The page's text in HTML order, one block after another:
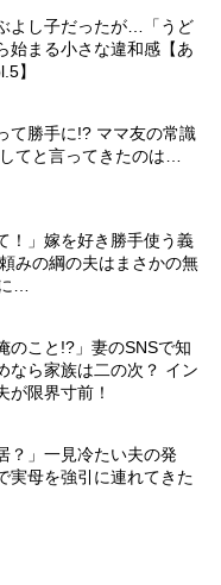
よし子だったが…「うど
始まる小さな違和感【あ
】
て勝手に!? ママ友の常識
てと言ってきたのは…
！」嫁を好き勝手使う義
みの綱の夫はまさかの無
…
のこと!?」妻のSNSで知
なら家族は二の次？ イン
が限界寸前！
？」一見冷たい夫の発
母を強引に連れてきた